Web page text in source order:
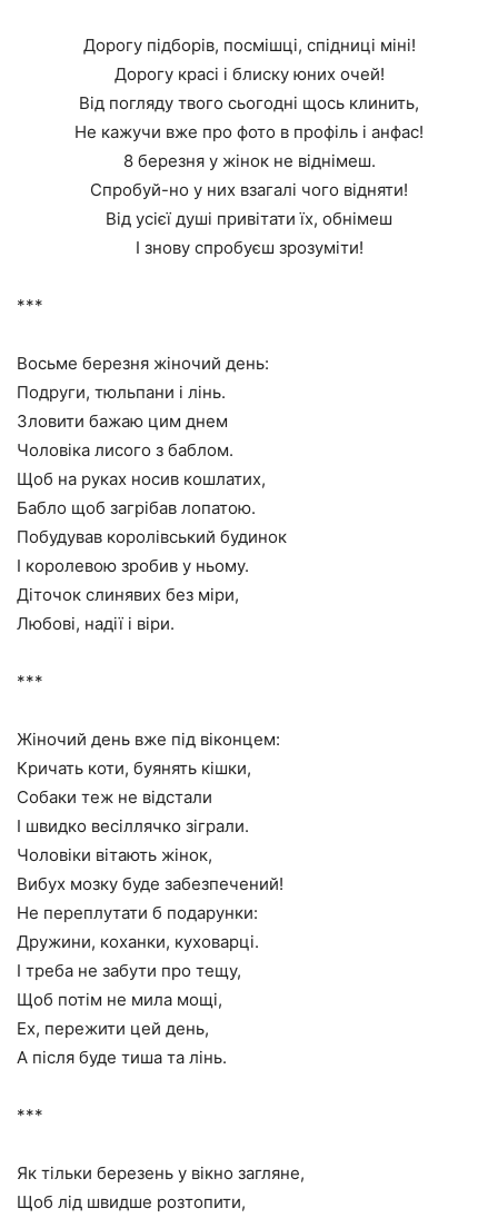
Дорогу підборів, посмішці, спідниці міні!
Дорогу красі і блиску юних очей!
Від погляду твого сьогодні щось клинить,
Не кажучи вже про фото в профіль і анфас!
8 березня у жінок не віднімеш.
Спробуй-но у них взагалі чого відняти!
Від усієї душі привітати їх, обнімеш
І знову спробуєш зрозуміти!
***
Восьме березня жіночий день:
Подруги, тюльпани і лінь.
Зловити бажаю цим днем
Чоловіка лисого з баблом.
Щоб на руках носив кошлатих,
Бабло щоб загрібав лопатою.
Побудував королівський будинок
І королевою зробив у ньому.
Діточок слинявих без міри,
Любові, надії і віри.
***
Жіночий день вже під віконцем:
Кричать коти, буянять кішки,
Собаки теж не відстали
І швидко весіллячко зіграли.
Чоловіки вітають жінок,
Вибух мозку буде забезпечений!
Не переплутати б подарунки:
Дружини, коханки, куховарці.
І треба не забути про тещу,
Щоб потім не мила мощі,
Ех, пережити цей день,
А після буде тиша та лінь.
***
Як тільки березень у вікно загляне,
Щоб лід швидше розтопити,